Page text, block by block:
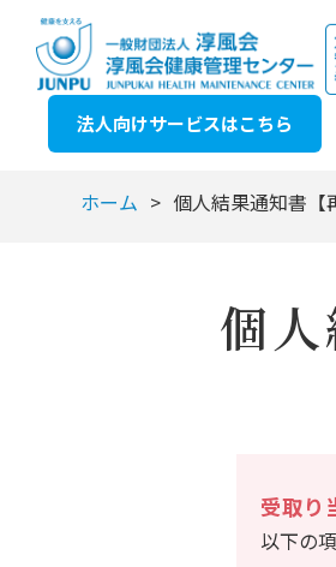
法人向けサービスはこちら
ホーム 個人結果通知書【
個人
受取り
以下の